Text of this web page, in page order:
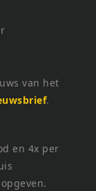
van het
.
en 4x per
opgeven.